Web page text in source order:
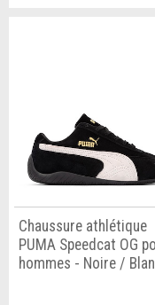
Chaussure athlétique
PUMA Speedcat OG
hommes - Noire /